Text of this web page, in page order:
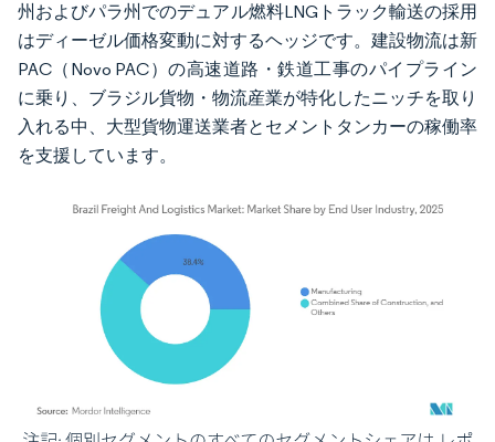
州およびパラ州でのデュアル燃料LNGトラック輸送の採用
はディーゼル価格変動に対するヘッジです。建設物流は新
PAC（Novo PAC）の高速道路・鉄道工事のパイプライン
に乗り、ブラジル貨物・物流産業が特化したニッチを取り
入れる中、大型貨物運送業者とセメントタンカーの稼働率
を支援しています。